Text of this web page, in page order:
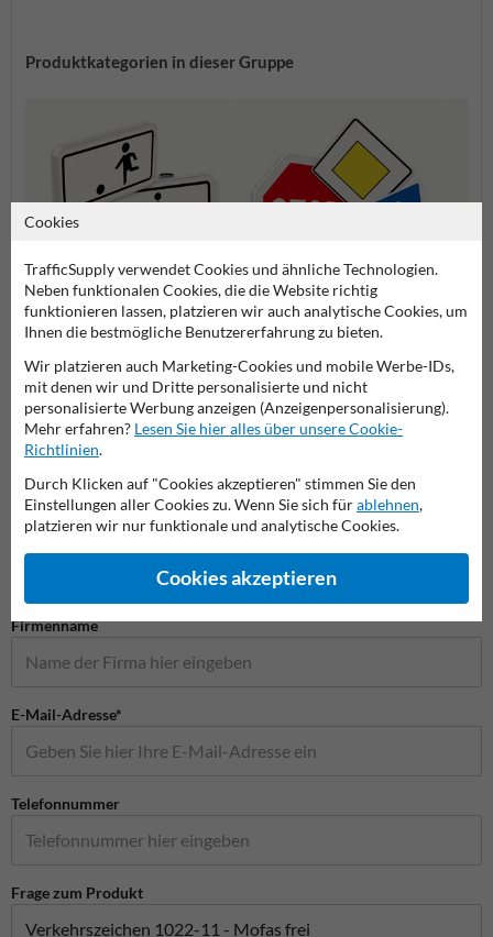
Produktkategorien in dieser Gruppe
Zusatzzeichen Vorfahrtsschilder
Verkehrsschilder
Stellen Sie Ihre Frage an Verkehrsschildkaufen.de
Name*
Firmenname
E-Mail-Adresse*
Telefonnummer
Frage zum Produkt
Cookies
TrafficSupply verwendet Cookies und ähnliche Technologien.
Neben funktionalen Cookies, die die Website richtig
funktionieren lassen, platzieren wir auch analytische Cookies, um
Ihnen die bestmögliche Benutzererfahrung zu bieten.
Wir platzieren auch Marketing-Cookies und mobile Werbe-IDs,
mit denen wir und Dritte personalisierte und nicht
personalisierte Werbung anzeigen (Anzeigenpersonalisierung).
Mehr erfahren? Lesen Sie hier alles über unsere Cookie-
Richtlinien.
Durch Klicken auf "Cookies akzeptieren" stimmen Sie den
Einstellungen aller Cookies zu. Wenn Sie sich fürablehnen,
platzieren wir nur funktionale und analytische Cookies.
Cookies akzeptieren